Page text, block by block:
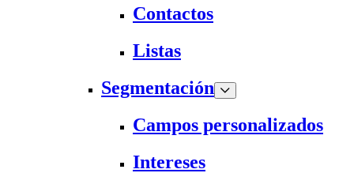
Contactos
Listas
Segmentación
Campos personalizados
Intereses